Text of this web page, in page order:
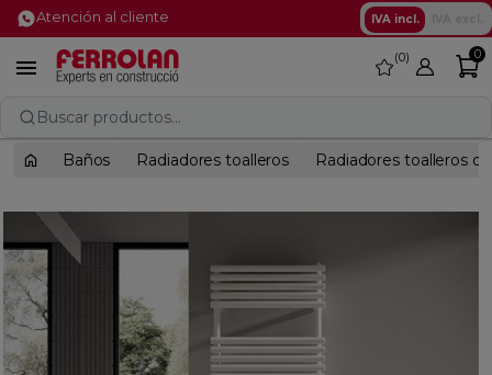
Atención al cliente IVA incl.
 favorite
0 0
Buscar productos...
Baños Radiadores toalleros Radiadores toalleros